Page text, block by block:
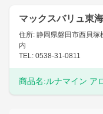
マックスバリュ東
住所: 静岡県磐田市西貝塚
内
TEL: 0538-31-0811
商品名:ルナマイン ア